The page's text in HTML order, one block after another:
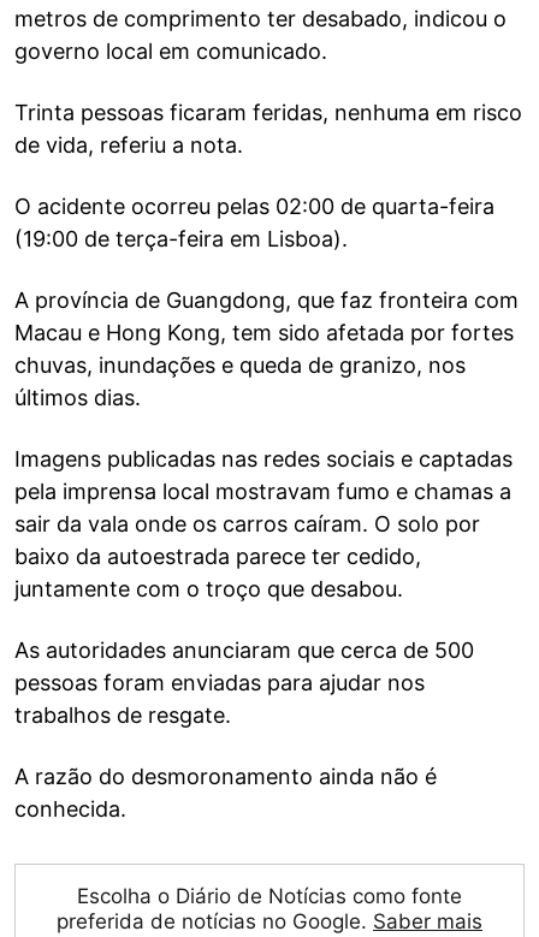
metros de comprimento ter desabado, indicou o
governo local em comunicado.
Trinta pessoas ficaram feridas, nenhuma em risco
de vida, referiu a nota.
O acidente ocorreu pelas 02:00 de quarta-feira
(19:00 de terça-feira em Lisboa).
A província de Guangdong, que faz fronteira com
Macau e Hong Kong, tem sido afetada por fortes
chuvas, inundações e queda de granizo, nos
últimos dias.
Imagens publicadas nas redes sociais e captadas
pela imprensa local mostravam fumo e chamas a
sair da vala onde os carros caíram. O solo por
baixo da autoestrada parece ter cedido,
juntamente com o troço que desabou.
As autoridades anunciaram que cerca de 500
pessoas foram enviadas para ajudar nos
trabalhos de resgate.
A razão do desmoronamento ainda não é
conhecida.
Escolha o Diário de Notícias como fonte
preferida de notícias no Google. Saber mais